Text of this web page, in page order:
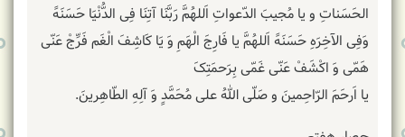
الحَسَناتِ و یا مُجیبَ الدّعواتِ اَللهُمَّ رَبَّنَا آتِنَا فِی الدُّنْیَا حَسَنَهً
وَفِی الآخِرَهِ حَسَنَهً اَللهُمَّ یا فَارِجَ‏ الْهَمِ‏ وَ یَا کَاشِفَ‏ الْغَم‏ فَرِّجْ عَنّی
هَمّی وَ اکْشَفْ عَنّی غَمّی بِرَحمَتِکَ
یا اَرحَمَ الرّاحِمینَ و صَلّی اللهُ علی مُحَمَّدٍ وَ آلِهِ الطّاهِرینَ.